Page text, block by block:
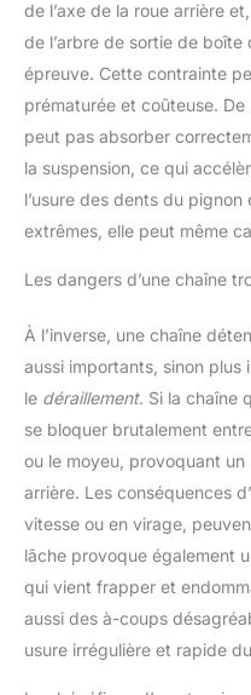
de l’axe de la roue arrière
de l’arbre de sortie de
épreuve. Cette contrainte
prématurée et coûteuse.
peut pas absorber
la suspension, ce qui
l’usure des dents du
extrêmes, elle peut même
Les dangers d’une chaîne
À l’inverse, une chaîne
aussi importants, sinon plus
le déraillement. Si la chaîne
se bloquer brutalement
ou le moyeu, provoquant
arrière. Les conséquences
vitesse ou en virage,
lâche provoque également
qui vient frapper et
aussi des à-coups
usure irrégulière et rapide